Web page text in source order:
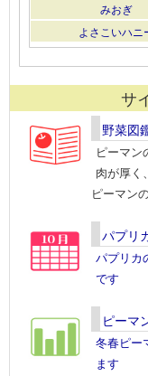
みおぎ
よさこいハニ
サ
野菜図
ピーマン
肉が厚く
ピーマン
パプリ
パプリカ
です
ピーマ
冬春ピー
ます